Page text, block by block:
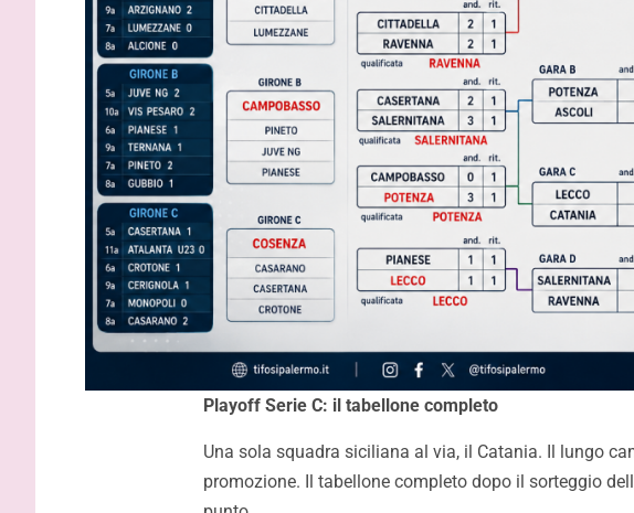
Playoff Serie C: il tabellone completo
Una sola squadra siciliana al via, il Catania. Il lungo
promozione. Il tabellone completo dopo il sorteggio